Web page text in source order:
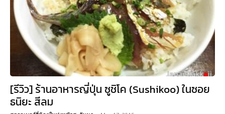
[รีวิว] ร้านอาหารญี่ปุ่น ซูชิโค (Sushikoo) ในซอย
ธนิยะ สีลม